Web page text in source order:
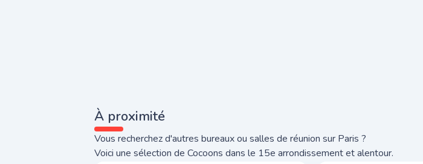
À proximité
Vous recherchez d'autres bureaux ou salles de réunion sur Paris ?
Voici une sélection de Cocoons dans le 15e arrondissement et alentour.